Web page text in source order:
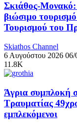
Σκιάθος-Μονακό:
βιώσιμο
Τουρισμού του
Skiathos Channel
6 Αυγούστου 2026 06/
11.8K
Άγρια συμπλοκή
Τραυματίας
εμπλεκόμενοι